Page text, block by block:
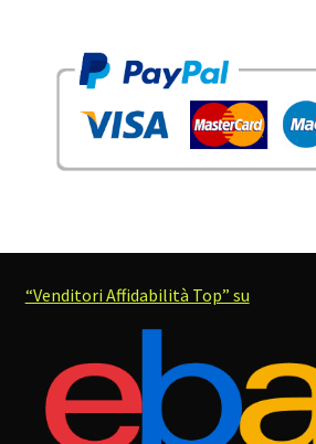
“Venditori Affidabilità Top” su